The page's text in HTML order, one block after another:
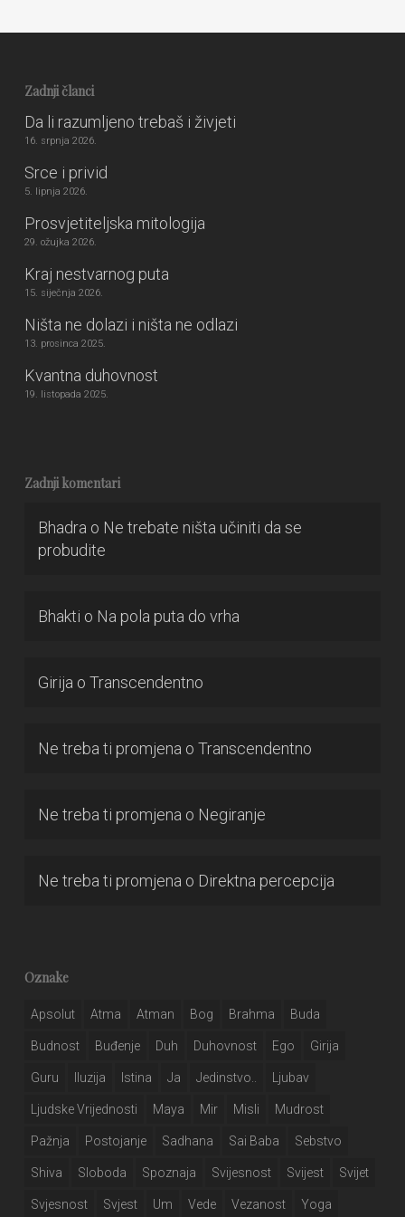
Zadnji članci
Da li razumljeno trebaš i živjeti
16. srpnja 2026.
Srce i privid
5. lipnja 2026.
Prosvjetiteljska mitologija
29. ožujka 2026.
Kraj nestvarnog puta
15. siječnja 2026.
Ništa ne dolazi i ništa ne odlazi
13. prosinca 2025.
Kvantna duhovnost
19. listopada 2025.
Zadnji komentari
Bhadra o Ne trebate ništa učiniti da se
probudite
Bhakti o Na pola puta do vrha
Girija o Transcendentno
Ne treba ti promjena o Transcendentno
Ne treba ti promjena o Negiranje
Ne treba ti promjena o Direktna percepcija
Oznake
Apsolut Atma Atman Bog Brahma Buda
Budnost Buđenje Duh Duhovnost Ego Girija
Guru Iluzija Istina Ja Jedinstvo.. Ljubav
Ljudske Vrijednosti Maya Mir Misli Mudrost
Pažnja Postojanje Sadhana Sai Baba Sebstvo
Shiva Sloboda Spoznaja Svijesnost Svijest Svijet
Svjesnost Svjest Um Vede Vezanost Yoga